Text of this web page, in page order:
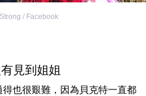
/ Facebook
見到姐姐
也很艱難，因為貝克特一直都